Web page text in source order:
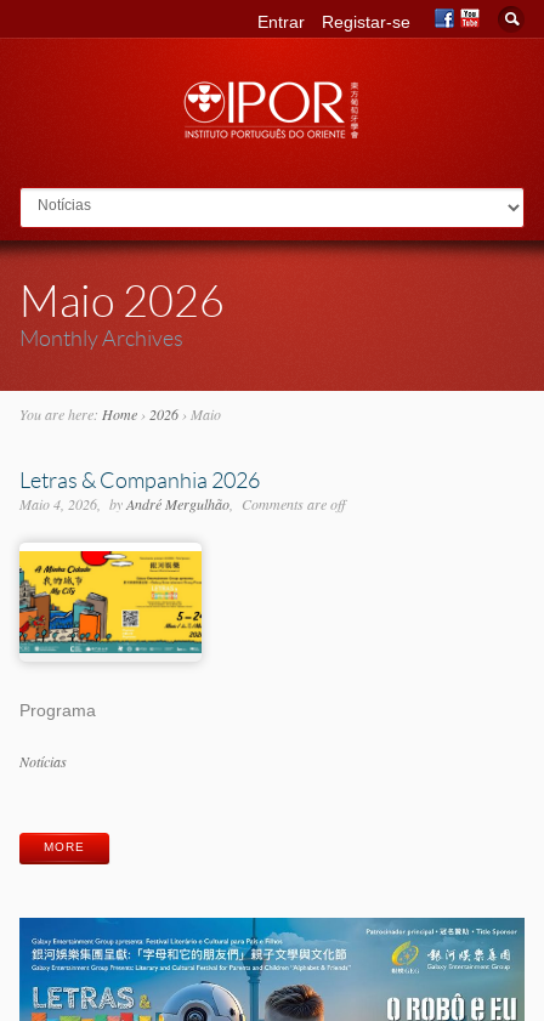
Go to:
Entrar Registar-se
Maio 2026
Monthly Archives
You are here: Home› 2026› Maio
Letras & Companhia 2026
Maio 4, 2026 byAndré Mergulhão Comments are off
Programa
Categorias
Notícias
MORE